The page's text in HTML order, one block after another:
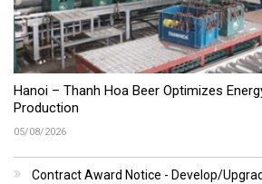
Hanoi – Thanh Hoa Beer Optimizes
Production
05/08/2026
Contract Award Notice - Develop/